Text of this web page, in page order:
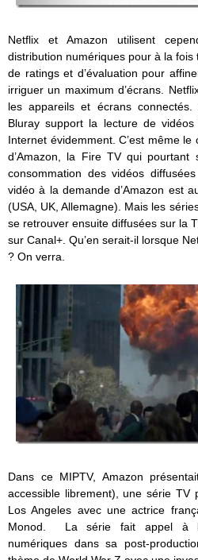
Netflix et Amazon utilisent
distribution numériques pour à la
de ratings et d’évaluation pour
irriguer un maximum d’écrans.
les appareils et écrans
Bluray support la lecture de
Internet évidemment. C’est même
d’Amazon, la Fire TV qui
consommation des vidéos
vidéo à la demande d’Amazon est
(USA, UK, Allemagne). Mais les
se retrouver ensuite diffusées sur la
sur Canal+. Qu’en serait-il lorsque
? On verra.
Dans ce MIPTV, Amazon
accessible librement), une série TV
Los Angeles avec une actrice
Monod. La série fait appel à
numériques dans sa post-